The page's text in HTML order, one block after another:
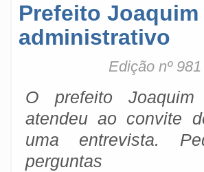
Prefeito
administrativo
Edição nº
O prefeito
atendeu ao convite
uma entrevista.
perguntas